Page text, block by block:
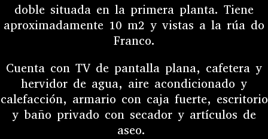
doble situada en la primera planta. Tiene
aproximadamente 10 m2 y vistas a la rúa do
Franco.
Cuenta con TV de pantalla plana, cafetera y
hervidor de agua, aire acondicionado y
calefacción, armario con caja fuerte, escritorio
y baño privado con secador y artículos de
aseo.